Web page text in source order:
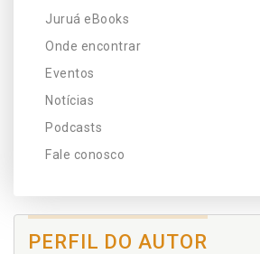
Juruá eBooks
Onde encontrar
Eventos
Notícias
Podcasts
Fale conosco
PERFIL DO AUTOR